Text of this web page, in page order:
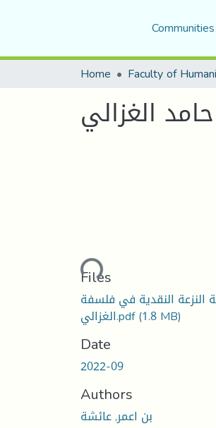
Home
الغزالي
Loading...
Files
النزعة النقدية في فلسفة
الغزالي.pdf(1.8 MB)
Date
2022-09
Authors
بن اعمر, عائشة